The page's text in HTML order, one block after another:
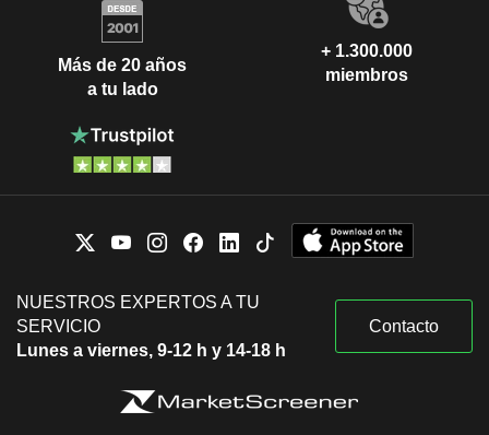
Más de 20 años
a tu lado
+ 1.300.000
miembros
NUESTROS EXPERTOS A TU
SERVICIO
Lunes a viernes, 9-12 h y 14-18 h
Contacto